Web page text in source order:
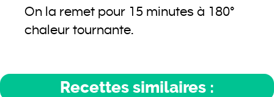
On la remet pour 15 minutes à 180°
chaleur tournante.
Recettes similaires :